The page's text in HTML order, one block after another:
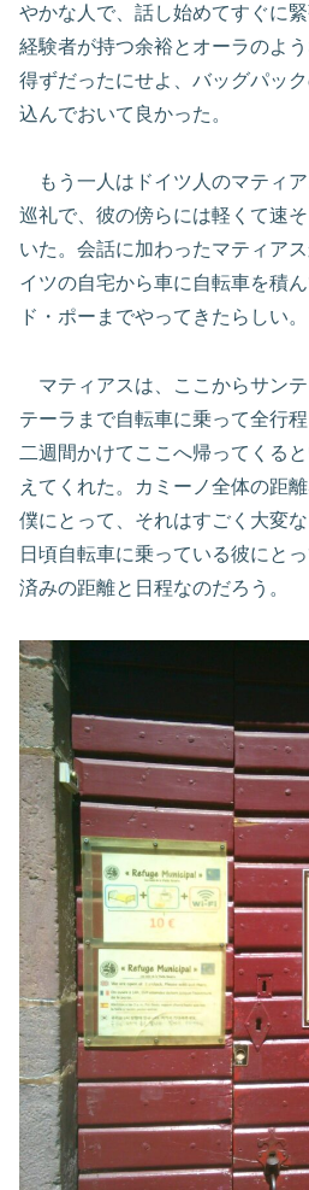
やかな人で、話し始めてすぐに
経験者が持つ余裕とオーラのよ
得ずだったにせよ、バッグパッ
込んでおいて良かった。
もう一人はドイツ人のマティ
巡礼で、彼の傍らには軽くて速
いた。会話に加わったマティア
イツの自宅から車に自転車を積
ド・ポーまでやってきたらしい。
マティアスは、ここからサン
テーラまで自転車に乗って全行
二週間かけてここへ帰ってくる
えてくれた。カミーノ全体の距
僕にとって、それはすごく大変
日頃自転車に乗っている彼にと
済みの距離と日程なのだろう。